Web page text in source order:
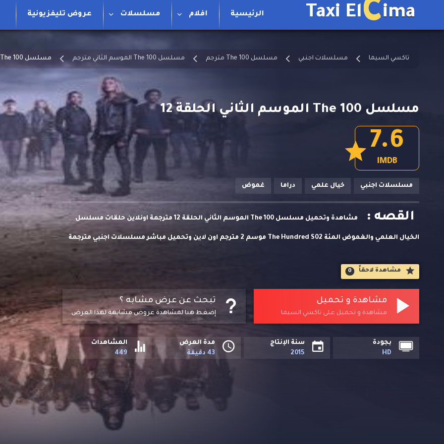
Taxi ElCima الرئيسية افلام مسلسلات عروض تليفزيونية
تاكسي السيما مسلسلات اجنبي مسلسل The 100 مترجم مسلسل The 100 الموسم الثاني مترجم مسلسل The 100 الموسم الثاني الحلقة 12
مسلسل The 100 الموسم الثاني الحلقة 12
IMDB
7.6
مسلسلات اجنبي خيال علمي دراما غموض
القصه : مشاهدة وتحميل مسلسل The 100 الموسم الثاني الحلقة 12 مترجمة اونلاين حلقات مسلسل
الخيال العلمي والغموض المئة The Hundred S02 موسم 2 مترجم اون لاين وتحميل مباشر مسلسلات اجنبي مترجمة
مشاهدة لاحقاََ 0
تبحث عن عرض مشابه ؟
إضغط هنا لمشاهدة عروض مشابهة لهذا العرض
مشاهدة و تحميل
مشاهدة و تحميل على تاكسي السيما
بجودة
HD
سنة الإنتاج
2015
مدة العرض
43 دقيقة
المشاهدات
449